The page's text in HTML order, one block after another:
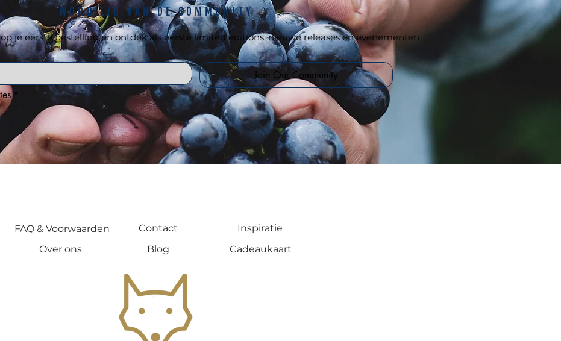
WORD LID VAN DE COMMUNITY
je eerste bestelling en ontdek als eerste limited editions, nieuwe releases en evenementen
Join Our Community
*
FAQ & Voorwaarden
Over ons
Contact
Blog
Inspiratie
Cadeaukaart
,,.,